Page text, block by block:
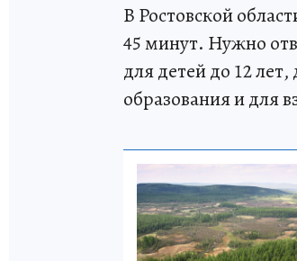
В Ростовской
45 минут. Нужно
для детей до 12
образования и для